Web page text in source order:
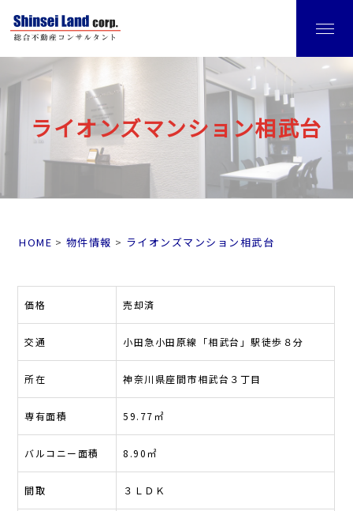
ライオンズマンション相武台
HOME 物件情報 ライオンズマンション相武台
価格 売却済
交通 小田急小田原線「相武台」駅徒歩８分
所在 神奈川県座間市相武台３丁目
専有面積 59.77㎡
バルコニー面積 8.90㎡
間取 ３ＬＤＫ